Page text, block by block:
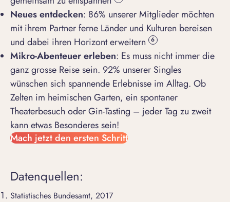
Neues entdecken: 86% unserer Mitglieder möchten
mit ihrem Partner ferne Länder und Kulturen bereisen
und dabei ihren Horizont erweitern
6
Mikro-Abenteuer erleben: Es muss nicht immer die
ganz grosse Reise sein. 92% unserer Singles
wünschen sich spannende Erlebnisse im Alltag. Ob
Zelten im heimischen Garten, ein spontaner
Theaterbesuch oder Gin-Tasting – jeder Tag zu zweit
kann etwas Besonderes sein!
Mach jetzt den ersten Schritt
Datenquellen:
Statistisches Bundesamt, 2017